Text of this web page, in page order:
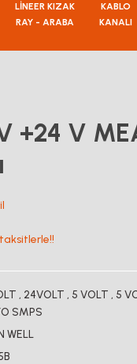
LİNEER KIZAK
RAY - ARABA
KABLO
KANALI
+24 V
, 24VOLT , 5 VOLT , 5
SMPS
WELL